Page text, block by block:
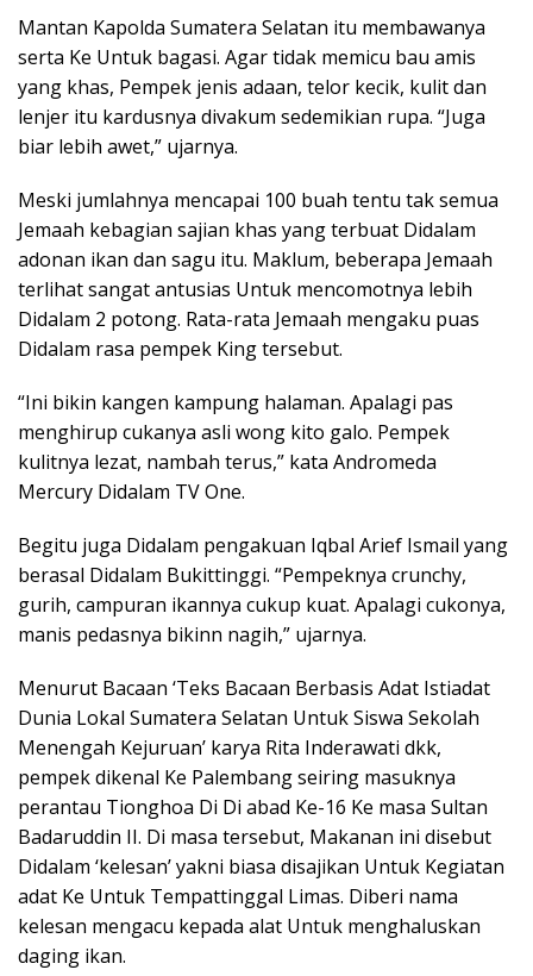
Mantan Kapolda Sumatera Selatan itu membawanya
serta Ke Untuk bagasi. Agar tidak memicu bau amis
yang khas, Pempek jenis adaan, telor kecik, kulit dan
lenjer itu kardusnya divakum sedemikian rupa. “Juga
biar lebih awet,” ujarnya.
Meski jumlahnya mencapai 100 buah tentu tak semua
Jemaah kebagian sajian khas yang terbuat Didalam
adonan ikan dan sagu itu. Maklum, beberapa Jemaah
terlihat sangat antusias Untuk mencomotnya lebih
Didalam 2 potong. Rata-rata Jemaah mengaku puas
Didalam rasa pempek King tersebut.
“Ini bikin kangen kampung halaman. Apalagi pas
menghirup cukanya asli wong kito galo. Pempek
kulitnya lezat, nambah terus,” kata Andromeda
Mercury Didalam TV One.
Begitu juga Didalam pengakuan Iqbal Arief Ismail yang
berasal Didalam Bukittinggi. “Pempeknya crunchy,
gurih, campuran ikannya cukup kuat. Apalagi cukonya,
manis pedasnya bikinn nagih,” ujarnya.
Menurut Bacaan ‘Teks Bacaan Berbasis Adat Istiadat
Dunia Lokal Sumatera Selatan Untuk Siswa Sekolah
Menengah Kejuruan’ karya Rita Inderawati dkk,
pempek dikenal Ke Palembang seiring masuknya
perantau Tionghoa Di Di abad Ke-16 Ke masa Sultan
Badaruddin II. Di masa tersebut, Makanan ini disebut
Didalam ‘kelesan’ yakni biasa disajikan Untuk Kegiatan
adat Ke Untuk Tempattinggal Limas. Diberi nama
kelesan mengacu kepada alat Untuk menghaluskan
daging ikan.